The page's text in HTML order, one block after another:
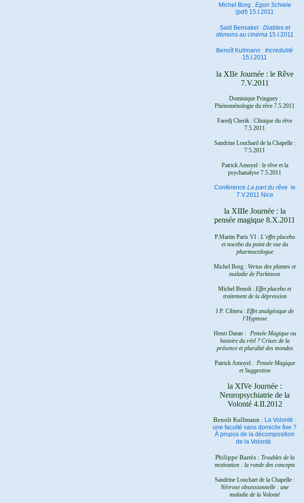
Michel Borg : Egon Schiele
(pdf) 15.I.2011
Saïd Bensakel : Diables et
démons au cinéma 15.I.2011
Benoît Kullmann : Incrédulité
15.I.2011
la XIIe Journée : le Rêve
7.V.2011
Dominique Pringuey :
Phénoménologie du rêve 7.5.2011
Faredj Cherik : Clinique du rêve
7.5.2011
Sandrine Louchard de la Chapelle :
7.5.2011
Patrick Amoyel : le rêve et la
psychanalyse 7.5.2011
Conférence La part du rêve
le
7.V.2011 Nice
la XIIIe Journée : la
pensée magique 8.X.2011
P.Martin Paris VI : L’effet placebo
et nocebo du point de vue du
pharmacologue
Michel Borg : Vertus des plantes et
maladie de Parkinson
Michel Benoît : Effet placebo et
traitement de la dépression
J.P. Cibiera : Effet analgésique de
l’Hypnose
Henri Daran : Pensée Magique ou
histoire du réel ?Crises de la
présence et pluralité des mondes
Patrick Amoyel : Pensée Magique
et Suggestion
la XIVe Journée :
Neuropsychiatrie de la
Volonté 4.II.2012
Benoît Kullmann : La Volonté :
une faculté sans domicile fixe ?
À propos de la décomposition
de la Volonté.
Philippe Barrès : Troubles de la
motivation : la ronde des concepts
Sandrine Louchart de la Chapelle :
Névrose obsessionnelle : une
maladie de la Volonté